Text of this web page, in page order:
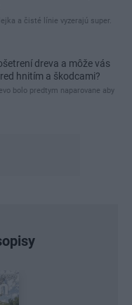
a čisté línie vyzerajú super.
dreva a môže vás
hnitím a škodcami?
bolo predtym naparovane aby